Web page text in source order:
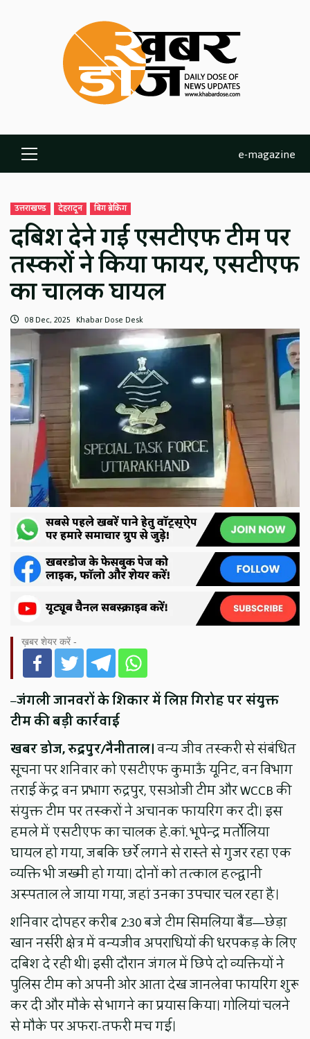
Primary
Menu
e-magazine
उत्तराखण्ड देहरादून बिग ब्रेकिंग
दबिश देने गई एसटीएफ टीम पर
तस्करों ने किया फायर, एसटीएफ
का चालक घायल
08 Dec, 2025 Khabar Dose Desk
ख़बर शेयर करें -
–जंगली जानवरों के शिकार में लिप्त गिरोह पर संयुक्त
टीम की बड़ी कार्रवाई
खबर डोज,रुद्रपुर/नैनीताल।वन्य जीव तस्करी से संबंधित
सूचना पर शनिवार को एसटीएफ कुमाऊँ यूनिट, वन विभाग
तराई केंद्र वन प्रभाग रुद्रपुर, एसओजी टीम और WCCB की
संयुक्त टीम पर तस्करों ने अचानक फायरिंग कर दी। इस
हमले में एसटीएफ का चालक हे.कां. भूपेन्द्र मर्तोलिया
घायल हो गया, जबकि छर्रे लगने से रास्ते से गुजर रहा एक
व्यक्ति भी जख्मी हो गया। दोनों को तत्काल हल्द्वानी
अस्पताल ले जाया गया, जहां उनका उपचार चल रहा है।
शनिवार दोपहर करीब 2:30 बजे टीम सिमलिया बैंड—छेड़ा
खान नर्सरी क्षेत्र में वन्यजीव अपराधियों की धरपकड़ के लिए
दबिश दे रही थी। इसी दौरान जंगल में छिपे दो व्यक्तियों ने
पुलिस टीम को अपनी ओर आता देख जानलेवा फायरिंग शुरू
कर दी और मौके से भागने का प्रयास किया। गोलियां चलने
से मौके पर अफरा-तफरी मच गई।